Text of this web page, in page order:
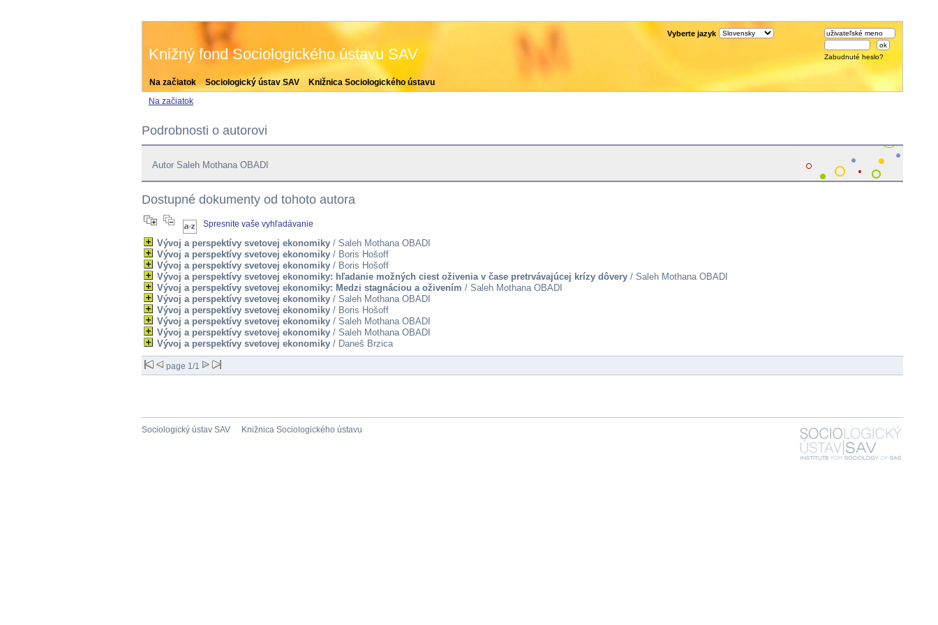
Na začiatok Sociologický ústav SAV Knižnica Sociologického ústavu
Knižný fond Sociologického ústavu SAV
Na začiatok
Podrobnosti o autorovi
Autor Saleh Mothana OBADI
Dostupné dokumenty od tohoto autora
Spresnite vaše vyhľadávanie
Vývoj a perspektívy svetovej ekonomiky / Saleh Mothana OBADI
Vývoj a perspektívy svetovej ekonomiky / Boris Hošoff
Vývoj a perspektívy svetovej ekonomiky / Boris Hošoff
Vývoj a perspektívy svetovej ekonomiky: hľadanie možných ciest oživenia v čase pretrvávajúcej krízy dôvery / Saleh Mothana OBADI
Vývoj a perspektívy svetovej ekonomiky: Medzi stagnáciou a oživením / Saleh Mothana OBADI
Vývoj a perspektívy svetovej ekonomiky / Saleh Mothana OBADI
Vývoj a perspektívy svetovej ekonomiky / Boris Hošoff
Vývoj a perspektívy svetovej ekonomiky / Saleh Mothana OBADI
Vývoj a perspektívy svetovej ekonomiky / Saleh Mothana OBADI
Vývoj a perspektívy svetovej ekonomiky / Daneš Brzica
page 1/1
Sociologický ústav SAV Knižnica Sociologického ústavu
Vyberte jazyk
Zabudnuté heslo?